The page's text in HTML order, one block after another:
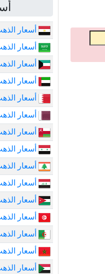
أسعار
أسعار
أسعار
أسعار
أسعار
أسعار
أسعار
أسعار
أسعار
أسعار
أسعار
أسعار
أسعار
أسعار
أسعار